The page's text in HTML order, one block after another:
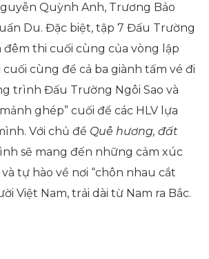
Quỳnh Anh, Trương Bảo
Du. Đặc biệt, tập 7 Đấu Trường
đêm thi cuối cùng của vòng lập
cuối cùng để cả ba giành tấm vé đi
trình Đấu Trường Ngôi Sao và
ghép” cuối để các HLV lựa
Với chủ đề Quê hương, đất
sẽ mang đến những cảm xúc
tự hào về nơi “chôn nhau cắt
Việt Nam, trải dài từ Nam ra Bắc.